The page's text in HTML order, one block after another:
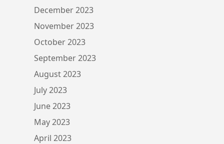
December 2023
November 2023
October 2023
September 2023
August 2023
July 2023
June 2023
May 2023
April 2023